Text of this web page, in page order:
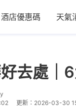
酒店優惠碼 天氣
去處｜
更新： 2026-03-30